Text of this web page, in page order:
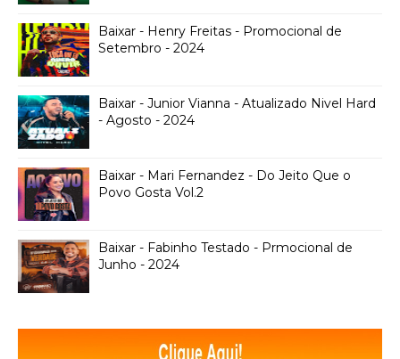
Baixar - Henry Freitas - Promocional de
Setembro - 2024
Baixar - Junior Vianna - Atualizado Nivel Hard
- Agosto - 2024
Baixar - Mari Fernandez - Do Jeito Que o
Povo Gosta Vol.2
Baixar - Fabinho Testado - Prmocional de
Junho - 2024